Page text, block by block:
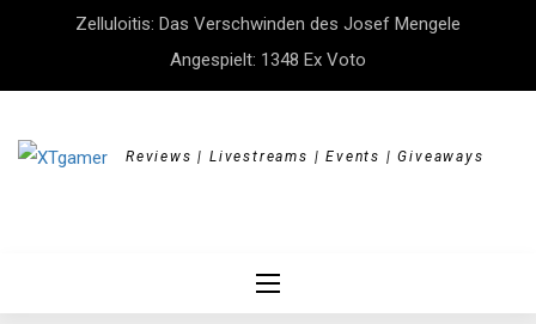
Zelluloitis: Das Verschwinden des Josef Mengele
Angespielt: 1348 Ex Voto
Reviews | Livestreams | Events | Giveaways